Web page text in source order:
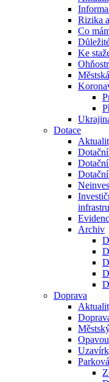
Rizika
Co
Ke
Dotace
Archiv
Doprava